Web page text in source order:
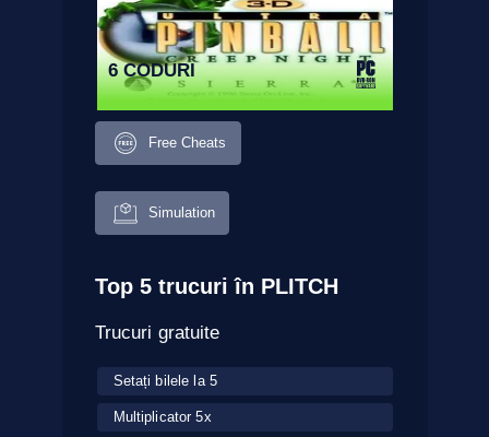
6 CODURI
Free Cheats
Simulation
Top 5 trucuri în PLITCH
Trucuri gratuite
Setați bilele la 5
Multiplicator 5x